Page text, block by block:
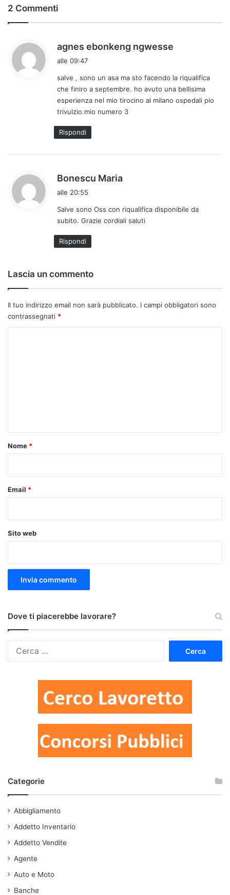
2 Commenti
agnes ebonkeng ngwesse
e
t
t
alle 09:47
salve , sono un asa ma sto facendo la riqualifica
che finiro a septembre. ho avuto una bellisima
esperienza nel mio tirocino al milano ospedali pio
trivulzio.mio numero 3
Rispondi
Bonescu Maria
e
t
alle 20:55
Salve sono Oss con riqualifica disponibile da
subito. Grazie cordiali saluti
Rispondi
Lascia un commento
Il tuo indirizzo email non sarà pubblicato. I campi obbligatori sono
contrassegnati *
o
Nome *
Email *
Sito web
Dove ti piacerebbe lavorare?
Categorie
Abbigliamento
Addetto Inventario
Addetto Vendite
Agente
Auto e Moto
Banche